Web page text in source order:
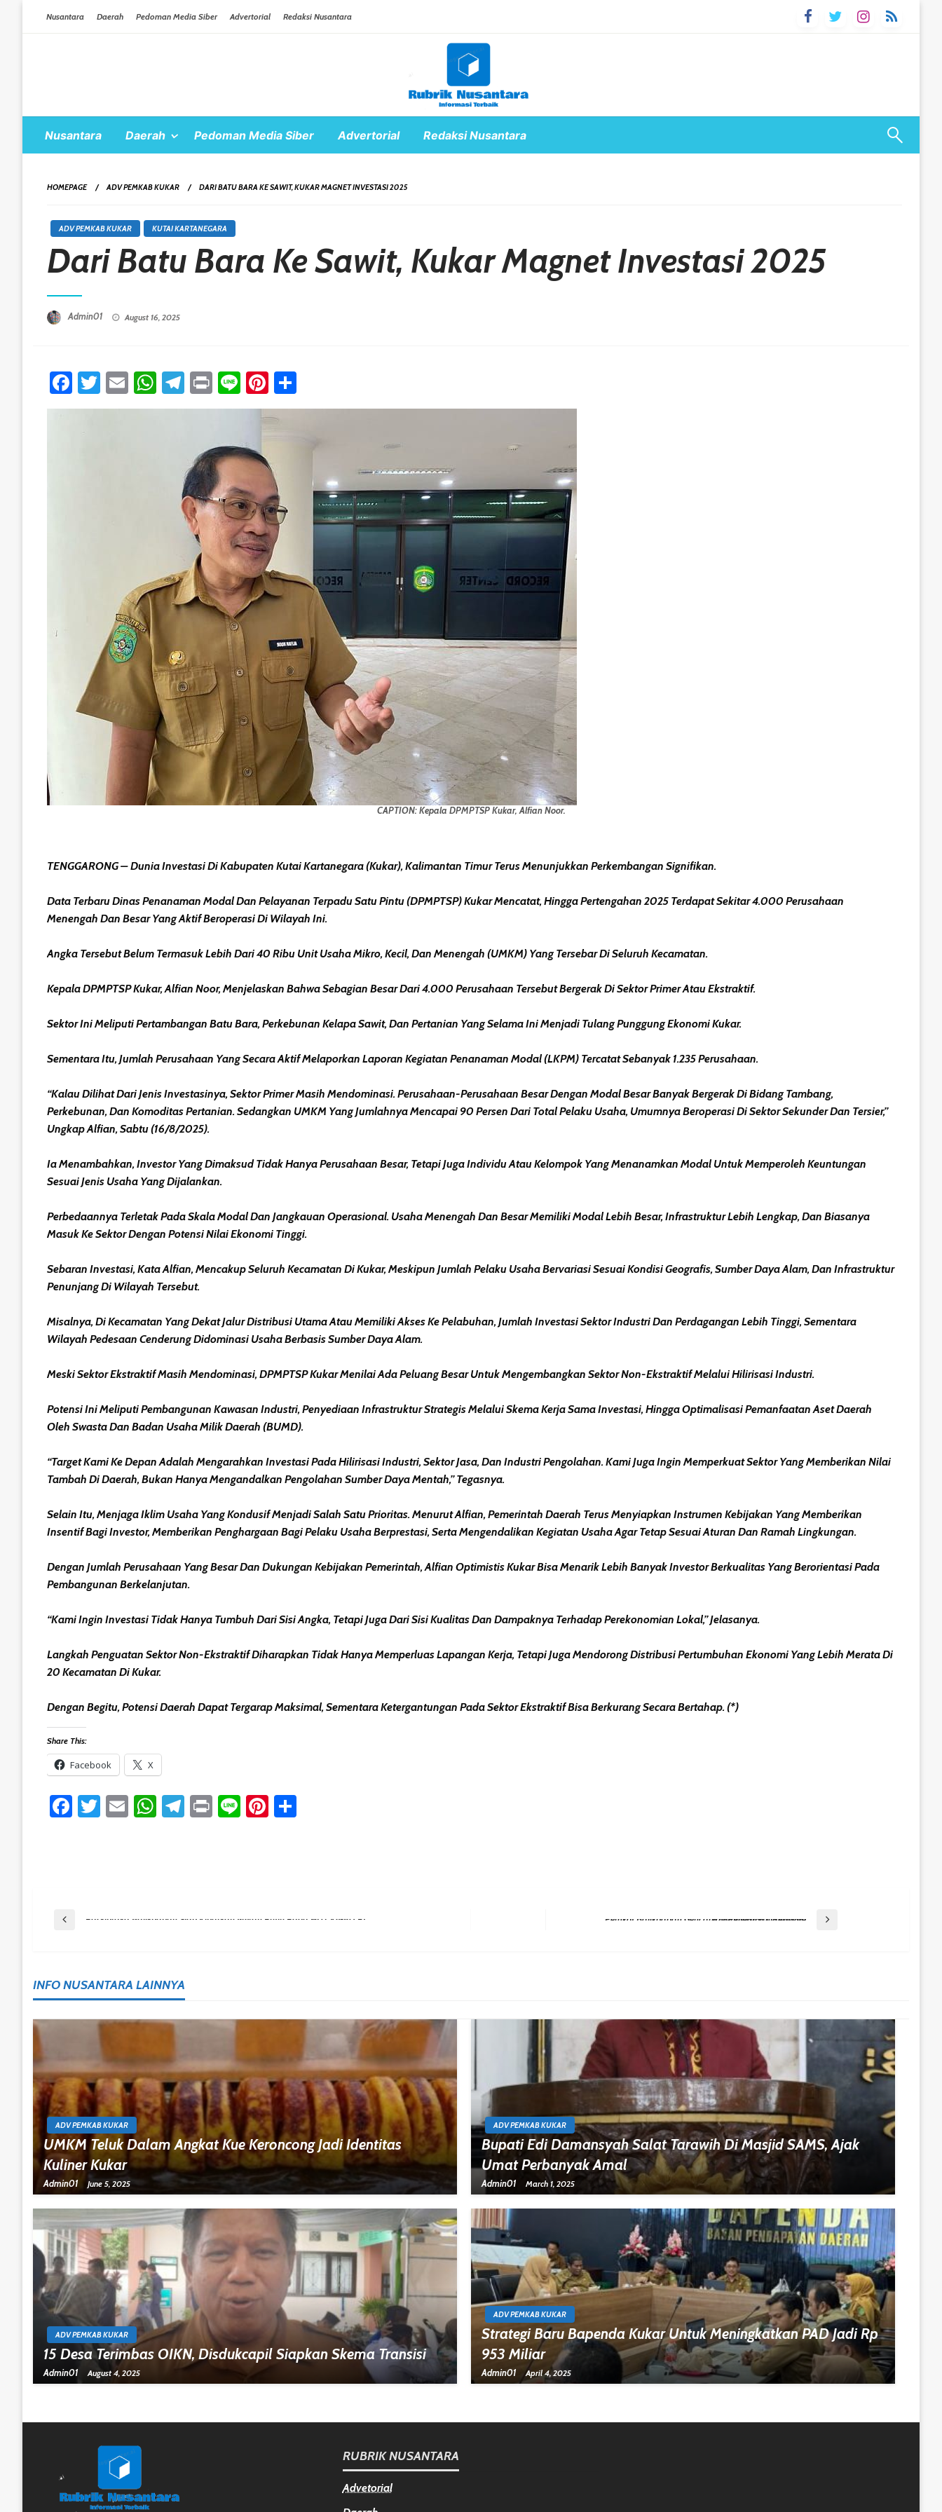
Nusantara Daerah Pedoman Media Siber Advertorial Redaksi Nusantara
Nusantara Daerah Pedoman Media Siber Advertorial Redaksi Nusantara
HOMEPAGE ADV PEMKAB KUKAR DARI BATU BARA KE SAWIT, KUKAR MAGNET INVESTASI 2025
ADV PEMKAB KUKAR KUTAI KARTANEGARA
Dari Batu Bara Ke Sawit, Kukar Magnet Investasi 2025
Admin01 August 16, 2025
Facebook
Twitter
EmailWhatsApp
Telegram
PrintLinePinterest
CAPTION: Kepala DPMPTSP Kukar, Alfian Noor.
TENGGARONG – Dunia Investasi Di Kabupaten Kutai Kartanegara (Kukar), Kalimantan Timur Terus Menunjukkan Perkembangan Signifikan.
Data Terbaru Dinas Penanaman Modal Dan Pelayanan Terpadu Satu Pintu (DPMPTSP) Kukar Mencatat, Hingga Pertengahan 2025 Terdapat Sekitar 4.000 Perusahaan
Menengah Dan Besar Yang Aktif Beroperasi Di Wilayah Ini.
Angka Tersebut Belum Termasuk Lebih Dari 40 Ribu Unit Usaha Mikro, Kecil, Dan Menengah (UMKM) Yang Tersebar Di Seluruh Kecamatan.
Kepala DPMPTSP Kukar, Alfian Noor, Menjelaskan Bahwa Sebagian Besar Dari 4.000 Perusahaan Tersebut Bergerak Di Sektor Primer Atau Ekstraktif.
Sektor Ini Meliputi Pertambangan Batu Bara, Perkebunan Kelapa Sawit, Dan Pertanian Yang Selama Ini Menjadi Tulang Punggung Ekonomi Kukar.
Sementara Itu, Jumlah Perusahaan Yang Secara Aktif Melaporkan Laporan Kegiatan Penanaman Modal (LKPM) Tercatat Sebanyak 1.235 Perusahaan.
“Kalau Dilihat Dari Jenis Investasinya, Sektor Primer Masih Mendominasi. Perusahaan-Perusahaan Besar Dengan Modal Besar Banyak Bergerak Di Bidang Tambang,
Perkebunan, Dan Komoditas Pertanian. Sedangkan UMKM Yang Jumlahnya Mencapai 90 Persen Dari Total Pelaku Usaha, Umumnya Beroperasi Di Sektor Sekunder Dan Tersier,”
Ungkap Alfian, Sabtu (16/8/2025).
Ia Menambahkan, Investor Yang Dimaksud Tidak Hanya Perusahaan Besar, Tetapi Juga Individu Atau Kelompok Yang Menanamkan Modal Untuk Memperoleh Keuntungan
Sesuai Jenis Usaha Yang Dijalankan.
Perbedaannya Terletak Pada Skala Modal Dan Jangkauan Operasional. Usaha Menengah Dan Besar Memiliki Modal Lebih Besar, Infrastruktur Lebih Lengkap, Dan Biasanya
Masuk Ke Sektor Dengan Potensi Nilai Ekonomi Tinggi.
Sebaran Investasi, Kata Alfian, Mencakup Seluruh Kecamatan Di Kukar, Meskipun Jumlah Pelaku Usaha Bervariasi Sesuai Kondisi Geografis, Sumber Daya Alam, Dan Infrastruktur
Penunjang Di Wilayah Tersebut.
Misalnya, Di Kecamatan Yang Dekat Jalur Distribusi Utama Atau Memiliki Akses Ke Pelabuhan, Jumlah Investasi Sektor Industri Dan Perdagangan Lebih Tinggi, Sementara
Wilayah Pedesaan Cenderung Didominasi Usaha Berbasis Sumber Daya Alam.
Meski Sektor Ekstraktif Masih Mendominasi, DPMPTSP Kukar Menilai Ada Peluang Besar Untuk Mengembangkan Sektor Non-Ekstraktif Melalui Hilirisasi Industri.
Potensi Ini Meliputi Pembangunan Kawasan Industri, Penyediaan Infrastruktur Strategis Melalui Skema Kerja Sama Investasi, Hingga Optimalisasi Pemanfaatan Aset Daerah
Oleh Swasta Dan Badan Usaha Milik Daerah (BUMD).
“Target Kami Ke Depan Adalah Mengarahkan Investasi Pada Hilirisasi Industri, Sektor Jasa, Dan Industri Pengolahan. Kami Juga Ingin Memperkuat Sektor Yang Memberikan Nilai
Tambah Di Daerah, Bukan Hanya Mengandalkan Pengolahan Sumber Daya Mentah,” Tegasnya.
Selain Itu, Menjaga Iklim Usaha Yang Kondusif Menjadi Salah Satu Prioritas. Menurut Alfian, Pemerintah Daerah Terus Menyiapkan Instrumen Kebijakan Yang Memberikan
Insentif Bagi Investor, Memberikan Penghargaan Bagi Pelaku Usaha Berprestasi, Serta Mengendalikan Kegiatan Usaha Agar Tetap Sesuai Aturan Dan Ramah Lingkungan.
Dengan Jumlah Perusahaan Yang Besar Dan Dukungan Kebijakan Pemerintah, Alfian Optimistis Kukar Bisa Menarik Lebih Banyak Investor Berkualitas Yang Berorientasi Pada
Pembangunan Berkelanjutan.
“Kami Ingin Investasi Tidak Hanya Tumbuh Dari Sisi Angka, Tetapi Juga Dari Sisi Kualitas Dan Dampaknya Terhadap Perekonomian Lokal,” Jelasanya.
Langkah Penguatan Sektor Non-Ekstraktif Diharapkan Tidak Hanya Memperluas Lapangan Kerja, Tetapi Juga Mendorong Distribusi Pertumbuhan Ekonomi Yang Lebih Merata Di
20 Kecamatan Di Kukar.
Dengan Begitu, Potensi Daerah Dapat Tergarap Maksimal, Sementara Ketergantungan Pada Sektor Ekstraktif Bisa Berkurang Secara Bertahap. (*)
Share This:
Facebook X
Facebook
Twitter
EmailWhatsApp
Telegram
PrintLinePinterest
Post
Previous Post Paskibraka Balikpapan Siap Kibarkan Merah Putih Pada HUT Ke-80 RI Pemkot Balikpapan Gencarkan Penertiban Reklame Kedaluwarsa Dan Ilegal
INFO NUSANTARA LAINNYA
ADV PEMKAB KUKAR
UMKM Teluk Dalam Angkat Kue Keroncong Jadi Identitas
Kuliner Kukar
Admin01 June 5, 2025
ADV PEMKAB KUKAR
Bupati Edi Damansyah Salat Tarawih Di Masjid SAMS, Ajak
Umat Perbanyak Amal
Admin01 March 1, 2025
ADV PEMKAB KUKAR
15 Desa Terimbas OIKN, Disdukcapil Siapkan Skema Transisi
Admin01 August 4, 2025
ADV PEMKAB KUKAR
Strategi Baru Bapenda Kukar Untuk Meningkatkan PAD Jadi Rp
953 Miliar
Admin01 April 4, 2025
RUBRIK NUSANTARA
Advetorial